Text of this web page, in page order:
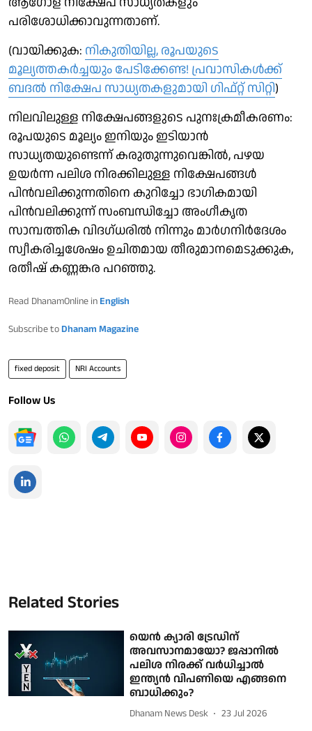
പരിശോധിക്കാവുന്നതാണ്.
(വായിക്കുക: നികുതിയില്ല, രൂപയുടെ
മൂല്യത്തകർച്ചയും പേടിക്കേണ്ട! പ്രവാസികൾക്ക്
ബദൽ നിക്ഷേപ സാധ്യതകളുമായി ഗിഫ്റ്റ് സിറ്റി)
നിലവിലുള്ള നിക്ഷേപങ്ങളുടെ പുനഃക്രമീകരണം:
രൂപയുടെ മൂല്യം ഇനിയും ഇടിയാൻ
സാധ്യതയുണ്ടെന്ന് കരുതുന്നുവെങ്കിൽ, പഴയ
ഉയർന്ന പലിശ നിരക്കിലുള്ള നിക്ഷേപങ്ങൾ
പിൻവലിക്കുന്നതിനെ കുറിച്ചോ ഭാഗികമായി
പിൻവലിക്കുന്ന് സംബന്ധിച്ചോ അം​ഗീകൃത
സാമ്പത്തിക വിദ​ഗ്ധരിൽ നിന്നും മാർ​ഗനിർദേശം
സ്വീകരിച്ചശേഷം ഉചിതമായ തീരുമാനമെടുക്കുക,
രതീഷ് കണ്ണങ്കര പറഞ്ഞു.
Read DhanamOnline in English
Subscribe to Dhanam Magazine
fixed deposit NRI Accounts
Follow Us
Related Stories
യെൻ ക്യാരി ‍ട്രേഡിന്
അവസാനമായോ? ജപ്പാനിൽ
പലിശ നിരക്ക് വർധിച്ചാൽ
ഇന്ത്യൻ വിപണിയെ എങ്ങനെ
ബാധിക്കും?
Dhanam News Desk 23 Jul 2026